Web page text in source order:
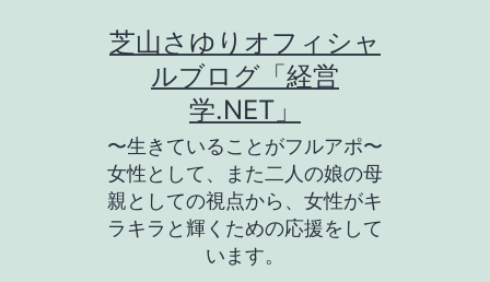
芝山さゆりオフィシャ
ルブログ「経営
学.NET」
〜生きていることがフルアポ〜
女性として、また二人の娘の母
親としての視点から、女性がキ
ラキラと輝くための応援をして
います。